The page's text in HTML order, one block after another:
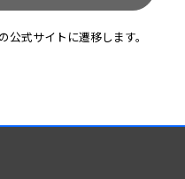
式サイトに遷移します。